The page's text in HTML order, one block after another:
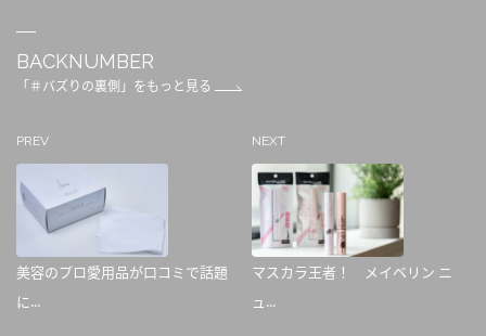
BACKNUMBER
「＃バズりの裏側」をもっと見る
PREV
美容のプロ愛用品が口コミで話題
に...
NEXT
マスカラ王者！ メイベリン ニ
ュ...